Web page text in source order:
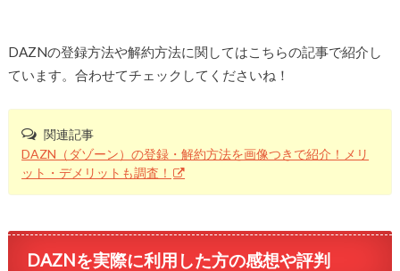
DAZNの登録方法や解約方法に関してはこちらの記事で紹介し
ています。合わせてチェックしてくださいね！
関連記事
DAZN（ダゾーン）の登録・解約方法を画像つきで紹介！メリ
ット・デメリットも調査！
DAZNを実際に利用した方の感想や評判